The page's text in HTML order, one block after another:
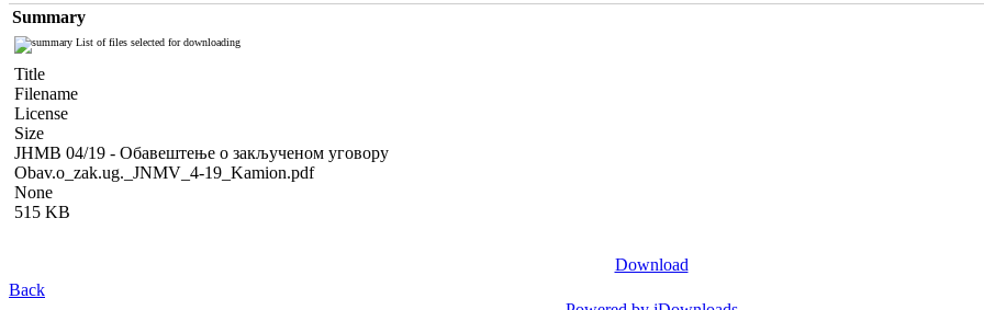
Summary
List of files selected for downloading
Title
Filename
License
Size
ЈНМВ 04/19 - Обавештење о закљученом уговору
Obav.o_zak.ug._JNMV_4-19_Kamion.pdf
None
515 KB
Download
Back